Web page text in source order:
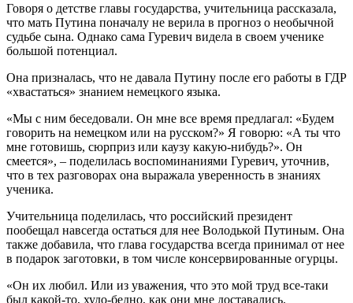
Говоря о детстве главы государства, учительница рассказала,
что мать Путина поначалу не верила в прогноз о необычной
судьбе сына. Однако сама Гуревич видела в своем ученике
большой потенциал.
Она призналась, что не давала Путину после его работы в ГДР
«хвастаться» знанием немецкого языка.
«Мы с ним беседовали. Он мне все время предлагал: «Будем
говорить на немецком или на русском?» Я говорю: «А ты что
мне готовишь, сюрприз или каузу какую-нибудь?». Он
смеется», – поделилась воспоминаниями Гуревич, уточнив,
что в тех разговорах она выражала уверенность в знаниях
ученика.
Учительница поделилась, что российский президент
пообещал навсегда остаться для нее Володькой Путиным. Она
также добавила, что глава государства всегда принимал от нее
в подарок заготовки, в том числе консервированные огурцы.
«Он их любил. Или из уважения, что это мой труд все-таки
был какой-то, худо-бедно, как они мне доставались.